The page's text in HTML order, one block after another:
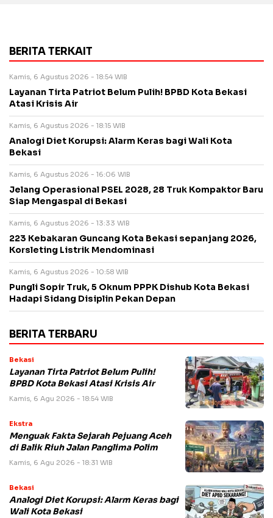
BERITA TERKAIT
Kamis, 6 Agustus 2026 - 18:54 WIB
Layanan Tirta Patriot Belum Pulih! BPBD Kota Bekasi
Atasi Krisis Air
Kamis, 6 Agustus 2026 - 18:15 WIB
Analogi Diet Korupsi: Alarm Keras bagi Wali Kota
Bekasi
Kamis, 6 Agustus 2026 - 16:06 WIB
Jelang Operasional PSEL 2028, 28 Truk Kompaktor Baru
Siap Mengaspal di Bekasi
Kamis, 6 Agustus 2026 - 13:33 WIB
223 Kebakaran Guncang Kota Bekasi sepanjang 2026,
Korsleting Listrik Mendominasi
Kamis, 6 Agustus 2026 - 10:58 WIB
Pungli Sopir Truk, 5 Oknum PPPK Dishub Kota Bekasi
Hadapi Sidang Disiplin Pekan Depan
BERITA TERBARU
Bekasi
Layanan Tirta Patriot Belum Pulih!
BPBD Kota Bekasi Atasi Krisis Air
Kamis, 6 Agu 2026 - 18:54 WIB
Ekstra
Menguak Fakta Sejarah Pejuang Aceh
di Balik Riuh Jalan Panglima Polim
Kamis, 6 Agu 2026 - 18:31 WIB
Bekasi
Analogi Diet Korupsi: Alarm Keras bagi
Wali Kota Bekasi